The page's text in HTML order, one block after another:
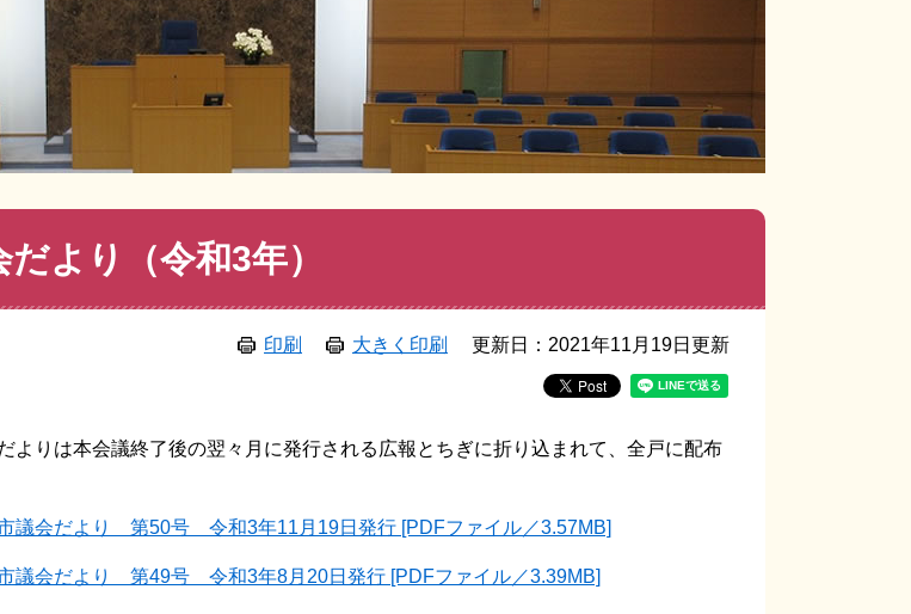
より（令和3年）
印刷 大きく印刷 更新日：2021年11月19日更新
よりは本会議終了後の翌々月に発行される広報とちぎに折り込まれて、全戸に配布
議会だより 第50号 令和3年11月19日発行 [PDFファイル／3.57MB]
議会だより 第49号 令和3年8月20日発行 [PDFファイル／3.39MB]